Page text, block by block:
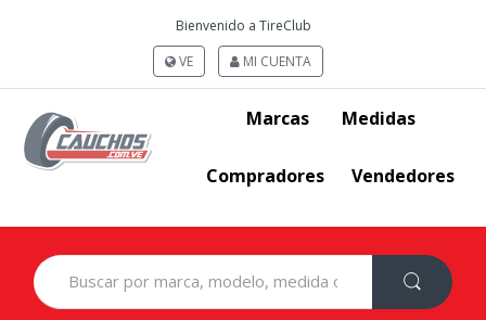
Bienvenido a TireClub
VE
MI CUENTA
Marcas Medidas
Compradores Vendedores
Search
for: